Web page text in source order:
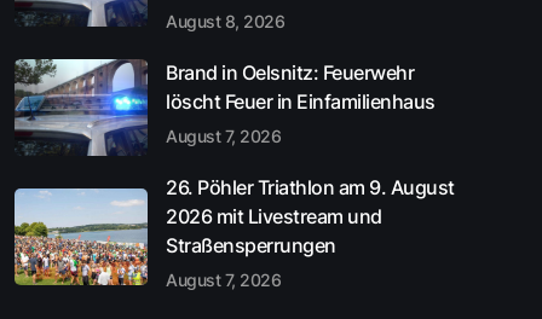
August 8, 2026
Brand in Oelsnitz: Feuerwehr
löscht Feuer in Einfamilienhaus
August 7, 2026
26. Pöhler Triathlon am 9. August
2026 mit Livestream und
Straßensperrungen
August 7, 2026